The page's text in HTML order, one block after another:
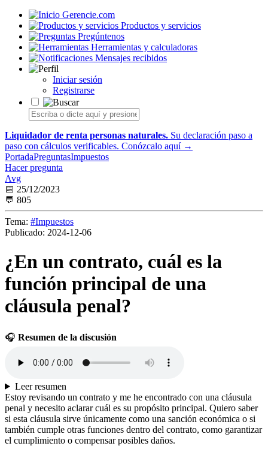
Gerencie.com
Productos y servicios
Pregúntenos
Herramientas y calculadoras
Mensajes recibidos
Iniciar sesión
Registrarse
Liquidador de renta personas naturales. Su declaración paso a
paso con cálculos verificables. Conózcalo aquí →
PortadaPreguntasImpuestos
Hacer pregunta
Avg
📅 25/12/2023
💬 805
Tema: #Impuestos
Publicado: 2024-12-06
¿En un contrato, cuál es la
función principal de una
cláusula penal?
🎧 Resumen de la discusión
Leer resumen
Estoy revisando un contrato y me he encontrado con una cláusula
penal y necesito aclarar cuál es su propósito principal. Quiero saber
si esta cláusula sirve únicamente como una sanción económica o si
también cumple otras funciones dentro del contrato, como garantizar
el cumplimiento o compensar posibles daños.